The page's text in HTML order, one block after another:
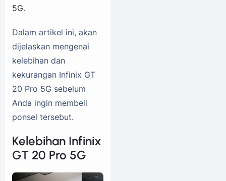
5G.
Dalam artikel ini, akan
dijelaskan mengenai
kelebihan dan
kekurangan Infinix GT
20 Pro 5G sebelum
Anda ingin membeli
ponsel tersebut.
Kelebihan Infinix
GT 20 Pro 5G